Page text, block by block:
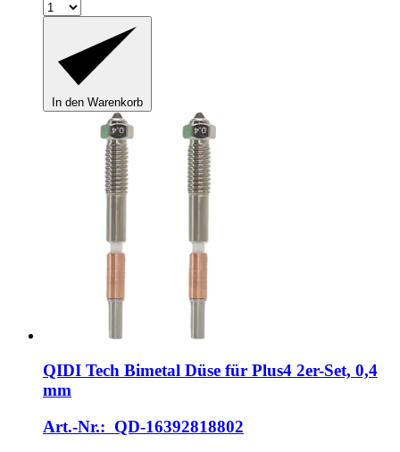
In den Warenkorb
QIDI Tech Bimetal Düse für Plus4 2er-​Set, 0,4
mm
Art.-Nr.: QD-16392818802